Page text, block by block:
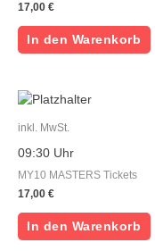
17,00 €
In den Warenkorb
inkl. MwSt.
09:30 Uhr
MY10 MASTERS Tickets
17,00 €
In den Warenkorb